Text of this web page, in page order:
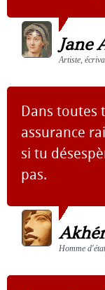
Jane
Artiste,
Dans toutes
assurance
si tu
pas.
Homme